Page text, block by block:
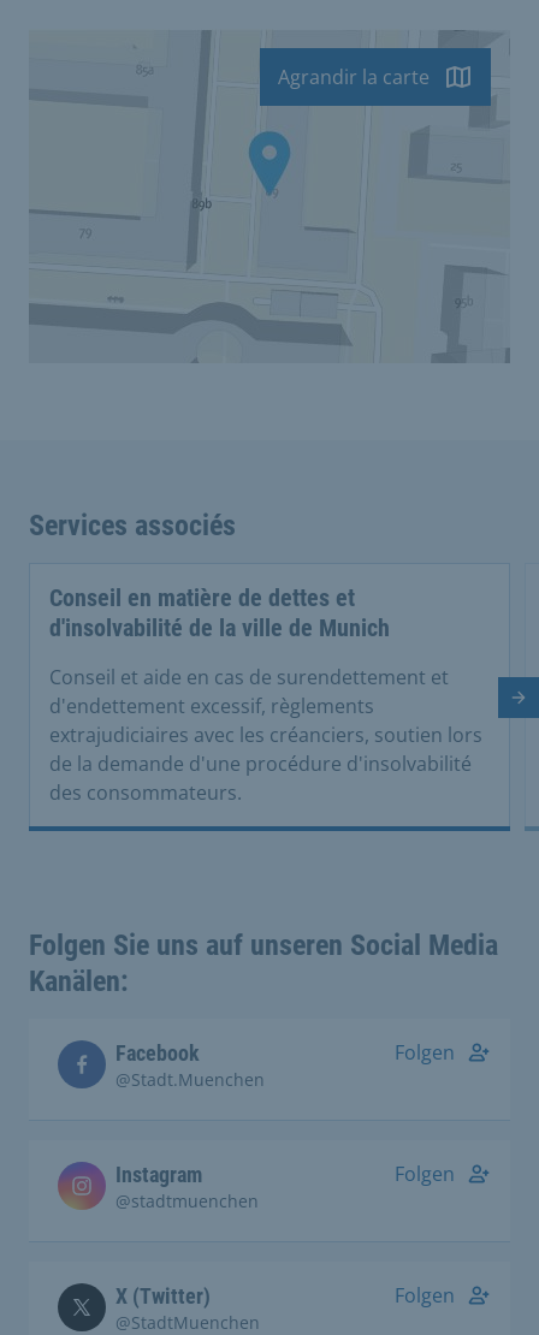
Agrandir la carte
Services associés
Conseil en matière de dettes et
d'insolvabilité de la ville de Munich
Conseil et aide en cas de surendettement et
d'endettement excessif, règlements
extrajudiciaires avec les créanciers, soutien lors
de la demande d'une procédure d'insolvabilité
des consommateurs.
Folgen Sie uns auf unseren Social Media
Kanälen:
Facebook
@Stadt.Muenchen
Folgen
Instagram
@stadtmuenchen
Folgen
X (Twitter)
@StadtMuenchen
Folgen